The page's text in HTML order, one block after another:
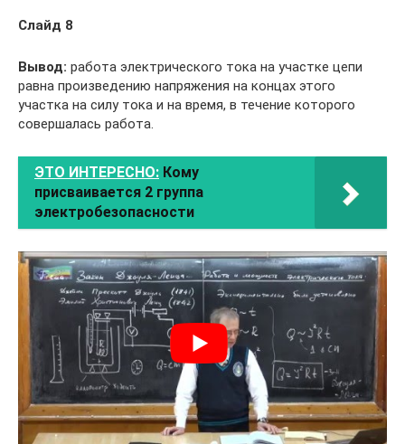
Слайд 8
Вывод: работа электрического тока на участке цепи
равна произведению напряжения на концах этого
участка на силу тока и на время, в течение которого
совершалась работа.
ЭТО ИНТЕРЕСНО: Кому
присваивается 2 группа
электробезопасности